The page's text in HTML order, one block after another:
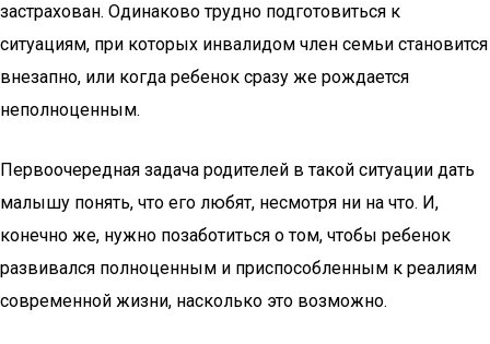
застрахован. Одинаково трудно подготовиться к
ситуациям, при которых инвалидом член семьи становится
внезапно, или когда ребенок сразу же рождается
неполноценным.
Первоочередная задача родителей в такой ситуации дать
малышу понять, что его любят, несмотря ни на что. И,
конечно же, нужно позаботиться о том, чтобы ребенок
развивался полноценным и приспособленным к реалиям
современной жизни, насколько это возможно.